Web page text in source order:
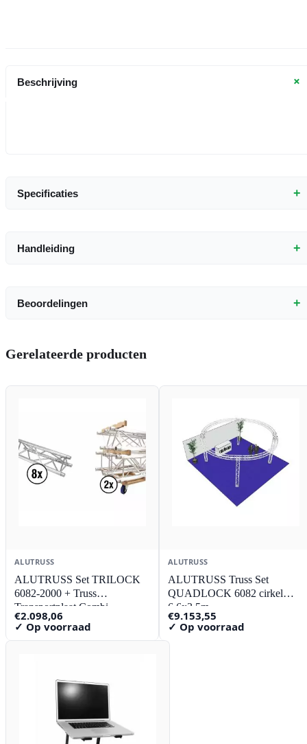
Beschrijving +
Specificaties +
Handleiding +
Beoordelingen +
Gerelateerde producten
ALUTRUSS
ALUTRUSS Set TRILOCK
6082-2000 + Truss
Transportplaat Combi
€2.098,06
✓ Op voorraad
ALUTRUSS
ALUTRUSS Truss Set
QUADLOCK 6082 cirkel
6.6x3.5m
€9.153,55
✓ Op voorraad